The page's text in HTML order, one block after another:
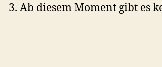
Ab diesem Moment gibt es